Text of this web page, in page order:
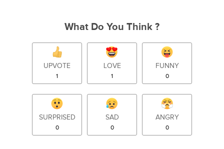
What Do You Think ?
UPVOTE
1
LOVE
1
FUNNY
0
SURPRISED
0
SAD
0
ANGRY
0